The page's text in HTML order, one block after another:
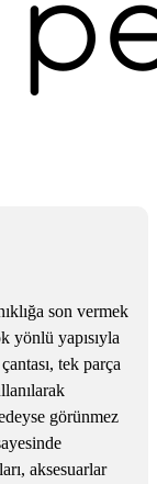
son vermek
yönlü yapısıyla
tek parça
görünmez
aksesuarlar